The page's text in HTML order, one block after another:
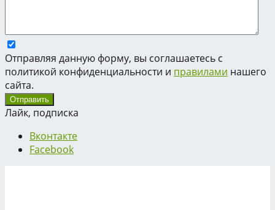
Отправляя данную форму, вы соглашаетесь с
политикой конфиденциальности и правилами нашего
сайта.
Лайк, подписка
Вконтакте
Facebook